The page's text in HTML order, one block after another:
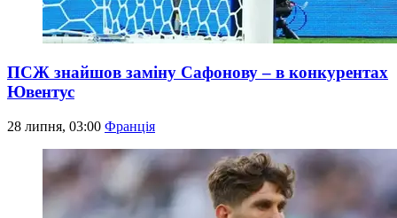
ПСЖ знайшов заміну Сафонову – в конкурентах
Ювентус
28 липня, 03:00 Франція